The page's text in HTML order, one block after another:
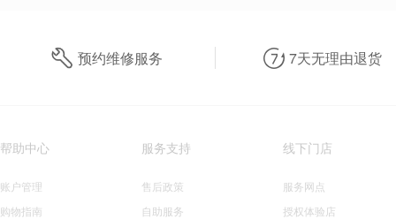
预约维修服务 7天无理由退货
帮助中心
账户管理
购物指南
服务支持
售后政策
自助服务
线下门店
服务网点
授权体验店